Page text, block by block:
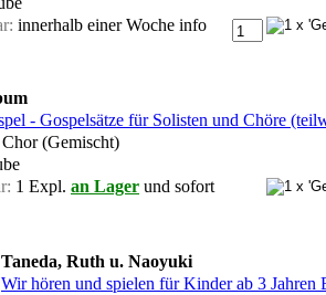
innerhalb einer Woche info
- Gospelsätze für Solisten und Chöre
Chor (Gemischt)
1 Expl. an Lager und sofort
Taneda, Ruth u. Naoyuki
Wir hören und spielen für Kinder ab 3 Jahren